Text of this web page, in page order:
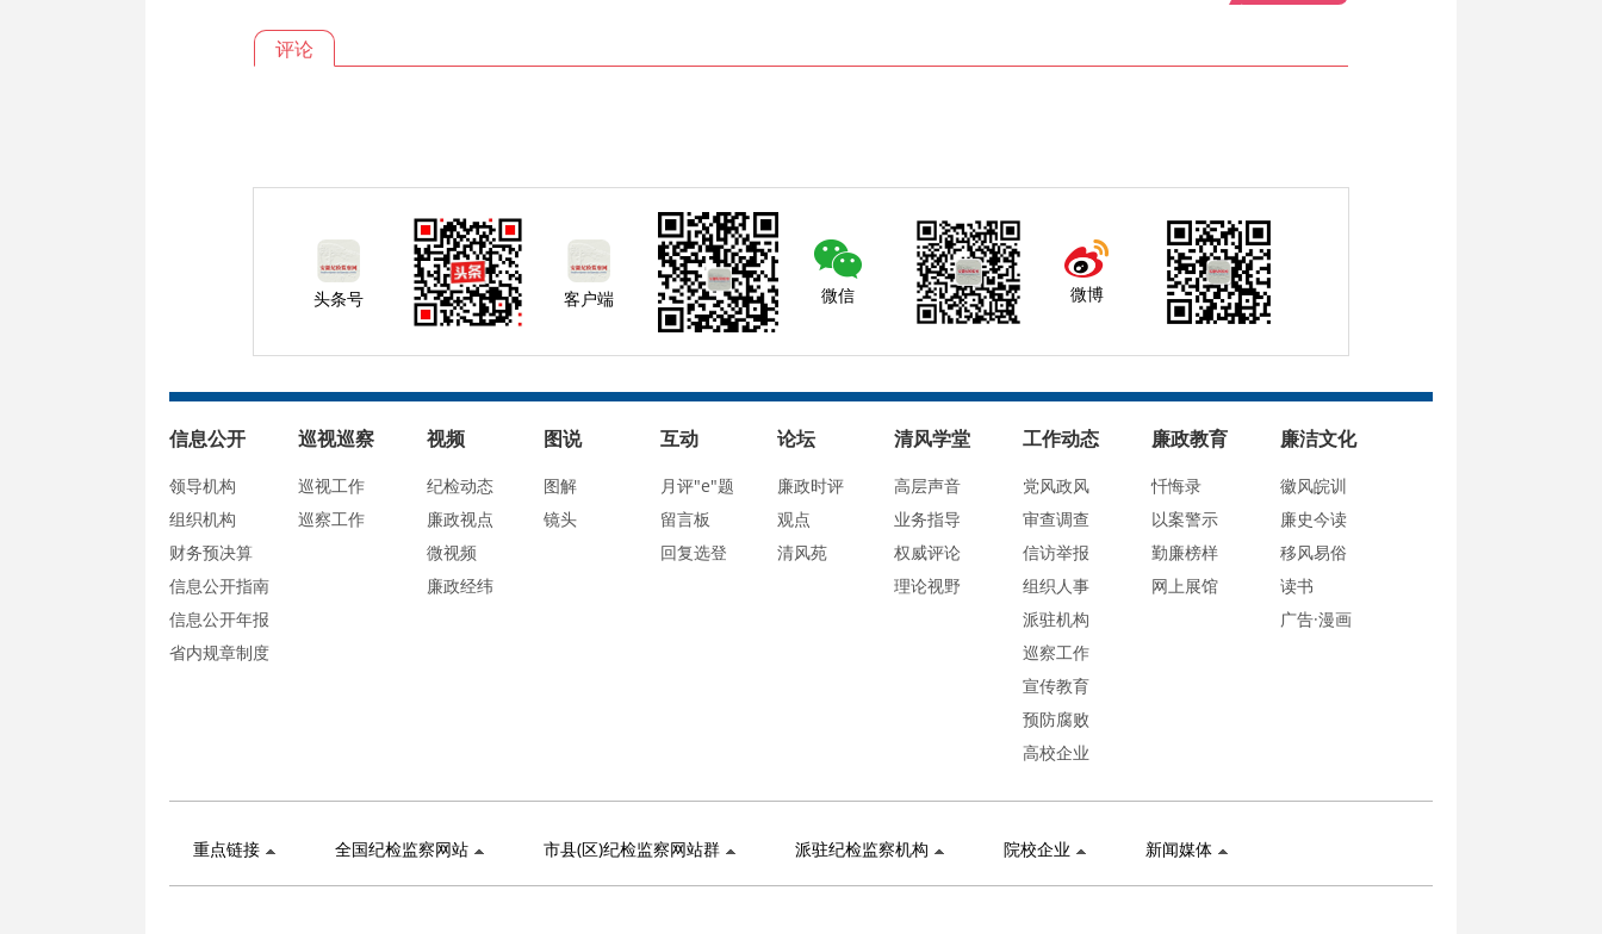
评论
头条号 客户端 微信 微博
信息公开
领导机构
组织机构
财务预决算
信息公开指南
信息公开年报
省内规章制度
巡视巡察
巡视工作
巡察工作
视频
纪检动态
廉政视点
微视频
廉政经纬
图说
图解
镜头
互动
月评"e"题
留言板
回复选登
论坛
廉政时评
观点
清风苑
清风学堂
高层声音
业务指导
权威评论
理论视野
工作动态
党风政风
审查调查
信访举报
组织人事
派驻机构
巡察工作
宣传教育
预防腐败
高校企业
廉政教育
忏悔录
以案警示
勤廉榜样
网上展馆
廉洁文化
徽风皖训
廉史今读
移风易俗
读书
广告·漫画
重点链接 全国纪检监察网站 市县(区)纪检监察网站群 派驻纪检监察机构 院校企业 新闻媒体